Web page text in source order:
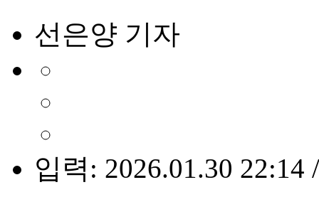
선은양 기자
입력: 2026.01.30 22:14